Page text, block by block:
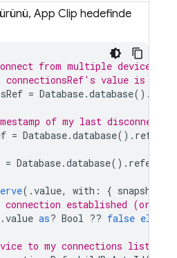
App Clip hedefinde
from multiple devices,
connectionsRef's value is
= Database.database().
of my last disconnect
= Database.database().
= Database.database().
(.value, with : { snapshot
established (or
.value as? Bool ?? false else
to my connections list